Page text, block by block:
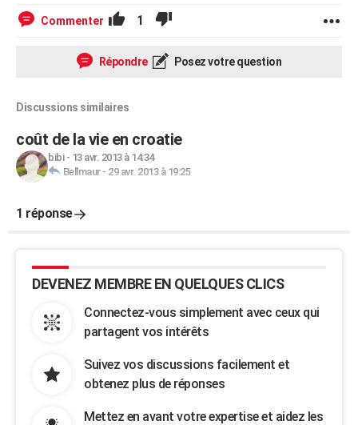
FORUMCommenter 1
Répondre Posez votre question
Discussions similaires
coût de la vie en croatie
bibi- 13 avr. 2013 à 14:34
Bellmaur- 29 avr. 2013 à 19:25
1 réponse
DEVENEZ MEMBRE EN QUELQUES CLICS
Connectez-vous simplement avec ceux qui
partagent vos intérêts
Suivez vos discussions facilement et
obtenez plus de réponses
Mettez en avant votre expertise et aidez les